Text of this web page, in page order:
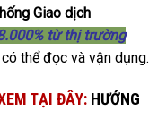
Giao dịch
từ thị trường
thể đọc và vận dụng.
TẠI ĐÂY: HƯỚNG